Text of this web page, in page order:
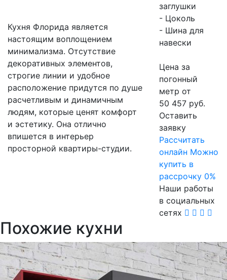
Кухня Флорида является
настоящим воплощением
минимализма. Отсутствие
декоративных элементов,
строгие линии и удобное
расположение придутся по душе
расчетливым и динамичным
людям, которые ценят комфорт
и эстетику. Она отлично
впишется в интерьер
просторной квартиры-студии.
заглушки
- Цоколь
- Шина для
навески
Цена за
погонный
метр от
50 457 руб.
Оставить
заявку
Расcчитать
онлайн Можно
купить в
рассрочку 0%
Наши работы
в социальных
сетях
Похожие кухни